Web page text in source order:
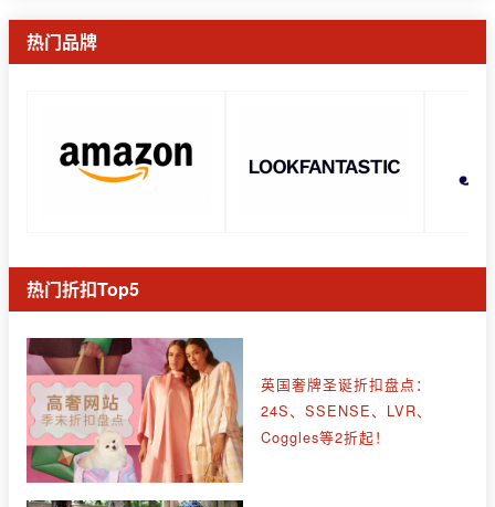
热门品牌
热门折扣Top5
英国奢牌圣诞折扣盘点：
24S、SSENSE、LVR、
Coggles等2折起！